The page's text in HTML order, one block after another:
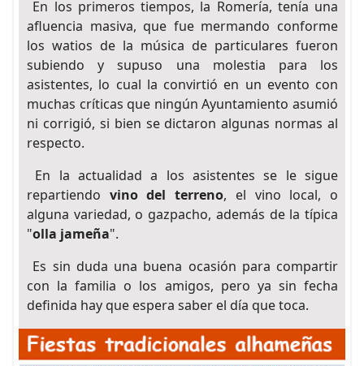
En los primeros tiempos, la Romería, tenía una
afluencia masiva, que fue mermando conforme
los watios de la música de particulares fueron
subiendo y supuso una molestia para los
asistentes, lo cual la convirtió en un evento con
muchas críticas que ningún Ayuntamiento asumió
ni corrigió, si bien se dictaron algunas normas al
respecto.
En la actualidad a los asistentes se le sigue
repartiendo vino del terreno, el vino local, o
alguna variedad, o gazpacho, además de la típica
"olla jameña".
Es sin duda una buena ocasión para compartir
con la familia o los amigos, pero ya sin fecha
definida hay que espera saber el día que toca.